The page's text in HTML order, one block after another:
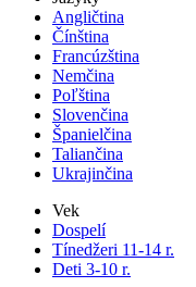
Angličtina
Čínština
Francúzština
Nemčina
Poľština
Slovenčina
Španielčina
Taliančina
Ukrajinčina
Vek
Dospelí
Tínedžeri 11-14 r.
Deti 3-10 r.